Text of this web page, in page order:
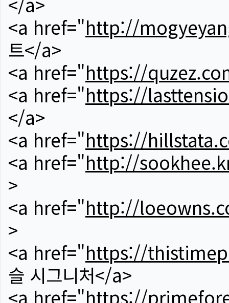
<a href="http://
트</a>
<a href="https://
<a href="https://
</a>
<a href="https://
<a href="http://
>
<a href="http://
>
<a href="https://
슬 시그니처</a>
<a href="https://